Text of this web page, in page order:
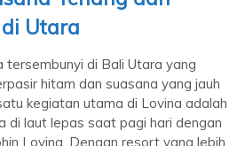
Utara
tersembunyi di Bali Utara yang
hitam dan suasana yang jauh
kegiatan utama di Lovina adalah
di laut lepas saat pagi hari dengan
Lovina. Dengan resort yang lebih